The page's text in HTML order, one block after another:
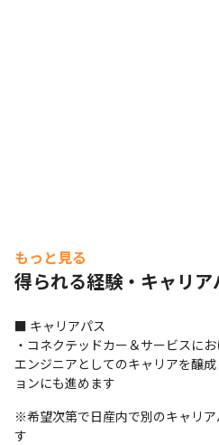
もっと見る
得られる経験・キャリア
■ キャリアパス
・コネクテッドカー＆サービスに
エンジニアとしてのキャリアを醸
ョンにも進めます
※希望次第で日産内で別のキャリ
す